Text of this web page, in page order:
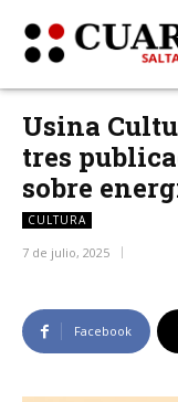
Usina
tres
sobre
CULTURA
7 de julio, 2025
Facebook